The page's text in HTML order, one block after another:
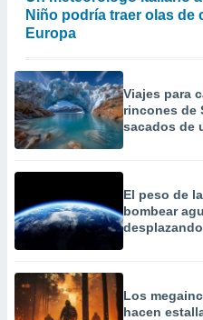
Niño podría traer olas de
Europa
Viajes para
rincones de
sacados de
El peso de
bombear
Los
hacen